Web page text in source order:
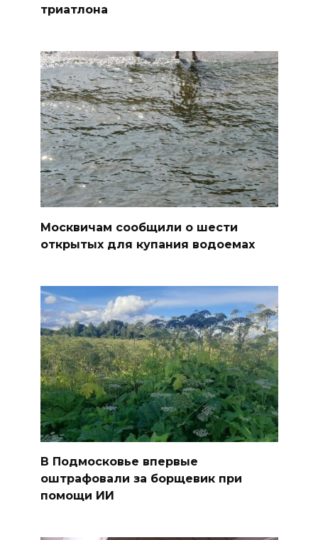
триатлона
Москвичам сообщили о шести
открытых для купания водоемах
В Подмосковье впервые
оштрафовали за борщевик при
помощи ИИ